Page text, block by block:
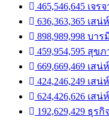
465,546,645 เจ
636,363,365 เส
898,989,998 บา
459,954,595 สุ
669,669,469 เส
424,246,249 เส
624,426,626 เส
192,629,429 ธุร